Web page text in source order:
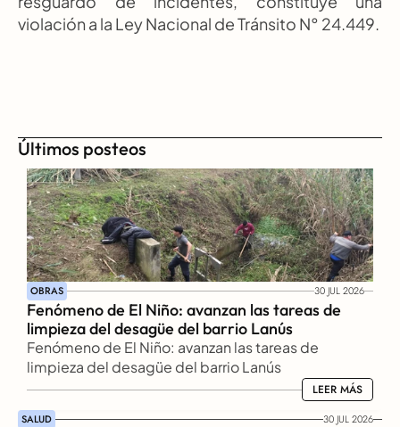
violación a la Ley Nacional de Tránsito N° 24.449.
Últimos posteos
OBRAS 30 JUL 2026
Fenómeno de El Niño: avanzan las tareas de
limpieza del desagüe del barrio Lanús
Fenómeno de El Niño: avanzan las tareas de
limpieza del desagüe del barrio Lanús
LEER MÁS
LEER MÁS
SALUD 30 JUL 2026